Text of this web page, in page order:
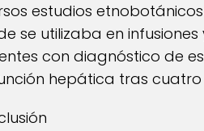
estudios
se utilizaba en
con diagnóstico de
hepática tras